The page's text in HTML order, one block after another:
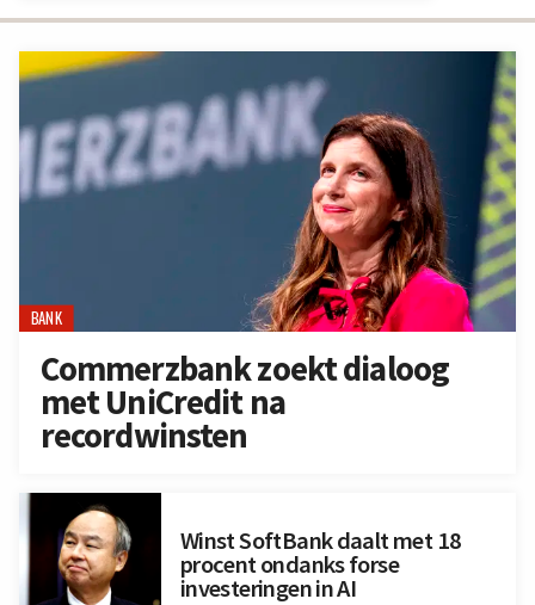
BANK
Commerzbank zoekt dialoog
met UniCredit na
recordwinsten
Winst SoftBank daalt met 18
procent ondanks forse
investeringen in AI